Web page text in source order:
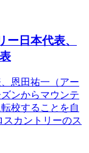
日本代表、
恩田祐一（アー
ンからマウンテ
校することを自
カントリーのス